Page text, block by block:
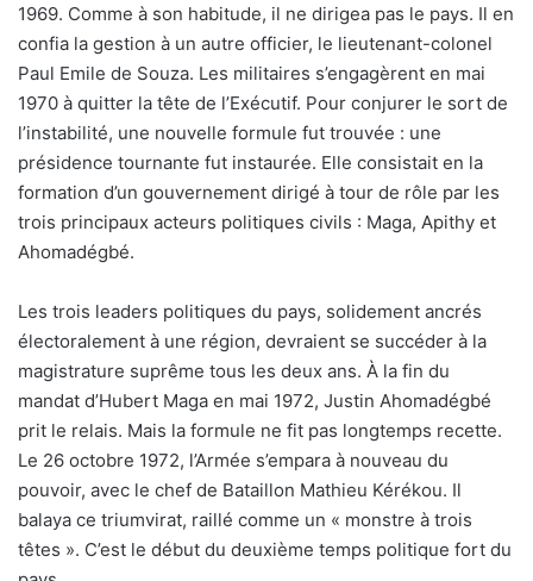
1969. Comme à son habitude, il ne dirigea pas le pays. Il en
confia la gestion à un autre officier, le lieutenant-colonel
Paul Emile de Souza. Les militaires s’engagèrent en mai
1970 à quitter la tête de l’Exécutif. Pour conjurer le sort de
l’instabilité, une nouvelle formule fut trouvée : une
présidence tournante fut instaurée. Elle consistait en la
formation d’un gouvernement dirigé à tour de rôle par les
trois principaux acteurs politiques civils : Maga, Apithy et
Ahomadégbé.
Les trois leaders politiques du pays, solidement ancrés
électoralement à une région, devraient se succéder à la
magistrature suprême tous les deux ans. À la fin du
mandat d’Hubert Maga en mai 1972, Justin Ahomadégbé
prit le relais. Mais la formule ne fit pas longtemps recette.
Le 26 octobre 1972, l’Armée s’empara à nouveau du
pouvoir, avec le chef de Bataillon Mathieu Kérékou. Il
balaya ce triumvirat, raillé comme un « monstre à trois
têtes ». C’est le début du deuxième temps politique fort du